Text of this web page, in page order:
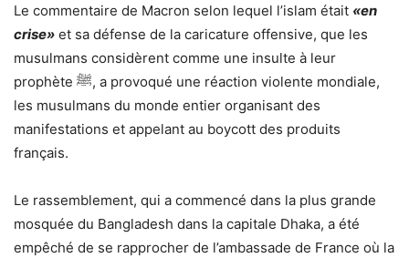
Le commentaire de Macron selon lequel l’islam était «en
crise» et sa défense de la caricature offensive, que les
musulmans considèrent comme une insulte à leur
prophète ﷺ, a provoqué une réaction violente mondiale,
les musulmans du monde entier organisant des
manifestations et appelant au boycott des produits
français.
Le rassemblement, qui a commencé dans la plus grande
mosquée du Bangladesh dans la capitale Dhaka, a été
empêché de se rapprocher de l’ambassade de France où la